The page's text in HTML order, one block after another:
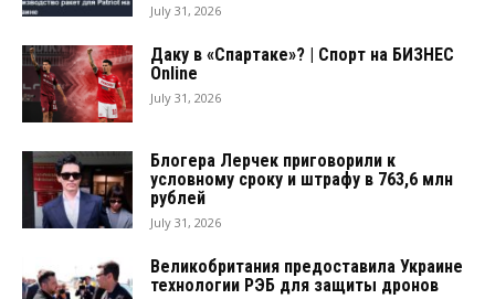
July 31, 2026
Даку в «Спартаке»? | Спорт на БИЗНЕС
Online
July 31, 2026
Блогера Лерчек приговорили к
условному сроку и штрафу в 763,6 млн
рублей
July 31, 2026
Великобритания предоставила Украине
технологии РЭБ для защиты дронов